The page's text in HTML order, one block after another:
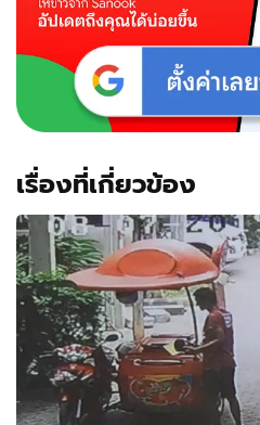
เห็น
ยี่ห้อ
ไม่
ได้
เรื่องที่เกี่ยวข้อง